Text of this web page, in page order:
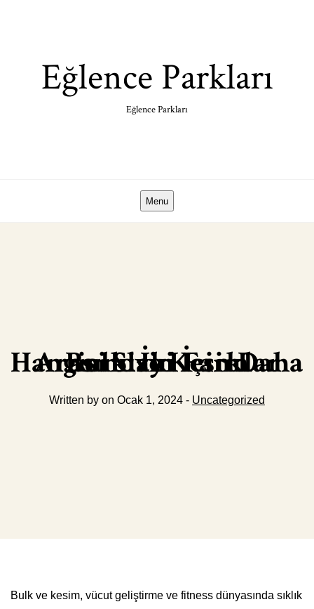
Eğlence Parkları
Eğlence Parkları
Menu
Bulk ve Kesim Arasındaki Farklar Hangisi Sizin İçin Daha İyi
Written by on Ocak 1, 2024 - Uncategorized
Bulk ve kesim, vücut geliştirme ve fitness dünyasında sıklık